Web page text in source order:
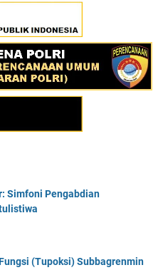
Simfoni Pengabdian
(Tupoksi) Subbagrenmin